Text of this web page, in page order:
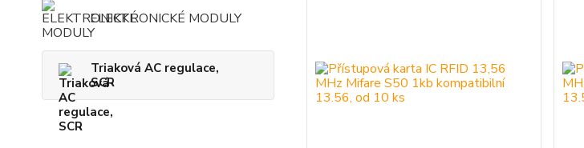
ELEKTRONICKÉ MODULY
Triaková AC regulace,
SCR